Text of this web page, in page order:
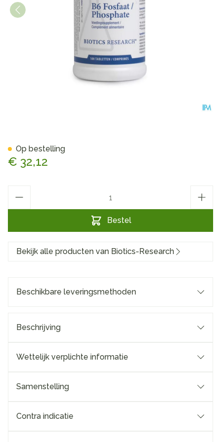
€ 32,12
Bestel
Op bestelling
Bekijk alle producten van Biotics-Research
Beschikbare leveringsmethoden
Beschrijving
Wettelijk verplichte informatie
Samenstelling
Contra indicatie